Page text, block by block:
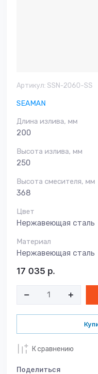
Артикул: SSN-2060-SS
SEAMAN
Длина излива, мм
200
Высота излива, мм
250
Высота смесителя, мм
368
Цвет
Нержавеющая сталь
Материал
Нержавеющая сталь
17 035 р.
К сравнению
Поделиться